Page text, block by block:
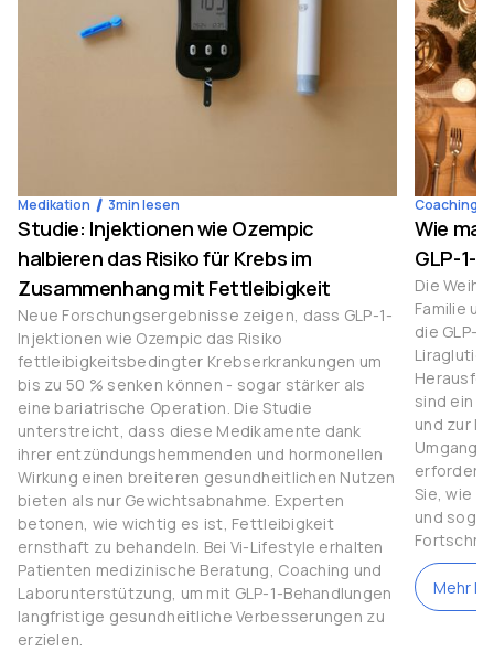
Medikation 3min lesen
Studie: Injektionen wie Ozempic
halbieren das Risiko für Krebs im
Zusammenhang mit Fettleibigkeit
Neue Forschungsergebnisse zeigen, dass GLP-1-
Injektionen wie Ozempic das Risiko
fettleibigkeitsbedingter Krebserkrankungen um
bis zu 50 % senken können - sogar stärker als
eine bariatrische Operation. Die Studie
unterstreicht, dass diese Medikamente dank
ihrer entzündungshemmenden und hormonellen
Wirkung einen breiteren gesundheitlichen Nutzen
bieten als nur Gewichtsabnahme. Experten
betonen, wie wichtig es ist, Fettleibigkeit
ernsthaft zu behandeln. Bei Vi-Lifestyle erhalten
Patienten medizinische Beratung, Coaching und
Laborunterstützung, um mit GLP-1-Behandlungen
langfristige gesundheitliche Verbesserungen zu
erzielen.
Coaching
Wie
GLP-1-
Die
Familie
die GLP-
sind ein
und zur
Umgang
erfordert
Sie, wie
und
Mehr